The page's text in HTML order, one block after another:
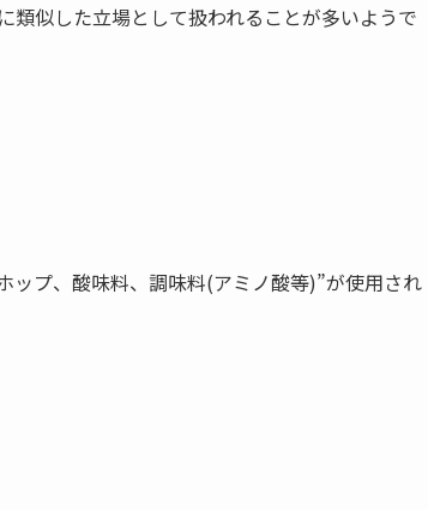
類似した立場として扱われることが多いようで
ップ、酸味料、調味料(アミノ酸等)”が使用され